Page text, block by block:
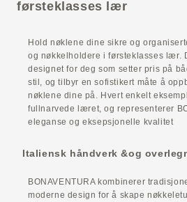
førsteklasses lær
Hold nøklene dine sikre og
og nøkkelholdere i førsteklasses lær.
designet for deg som setter pris på
stil, og tilbyr en sofistikert måte å
nøklene dine på. Hvert enkelt
fullnarvede læret, og representerer
eleganse og eksepsjonelle kvalitet
Italiensk håndverk &og
BONAVENTURA kombinerer
moderne design for å skape